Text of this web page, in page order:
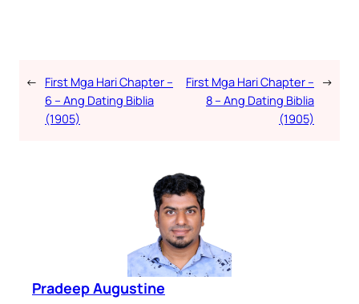
← First Mga Hari Chapter –
6 – Ang Dating Biblia
(1905)
First Mga Hari Chapter –
8 – Ang Dating Biblia
(1905)
→
Pradeep Augustine